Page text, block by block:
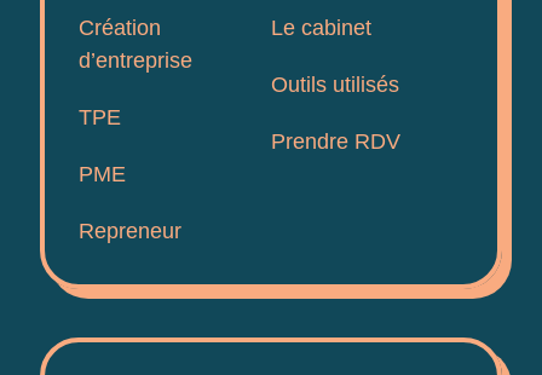
Création
d’entreprise
TPE
PME
Repreneur
Le cabinet
Outils utilisés
Prendre RDV